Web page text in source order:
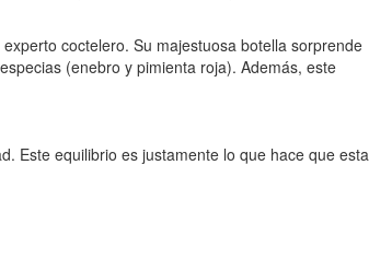
coctelero. Su majestuosa botella sorprende
(enebro y pimienta roja). Además, este
Este equilibrio es justamente lo que hace que esta